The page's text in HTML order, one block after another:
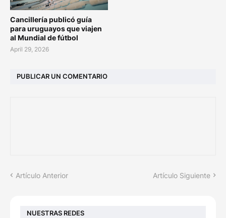
Cancillería publicó guía
para uruguayos que viajen
al Mundial de fútbol
April 29, 2026
PUBLICAR UN COMENTARIO
Artículo Anterior Artículo Siguiente
NUESTRAS REDES